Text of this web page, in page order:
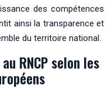
des compétences
ainsi la transparence et
du territoire national.
RNCP selon les